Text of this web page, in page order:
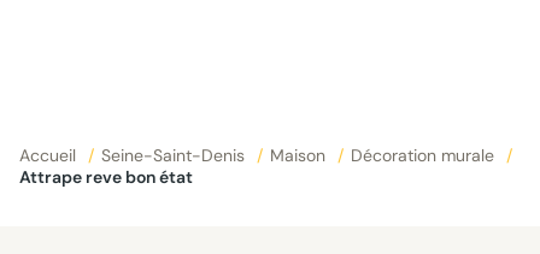
Accueil / Seine-Saint-Denis / Maison / Décoration murale
/
Attrape reve bon état